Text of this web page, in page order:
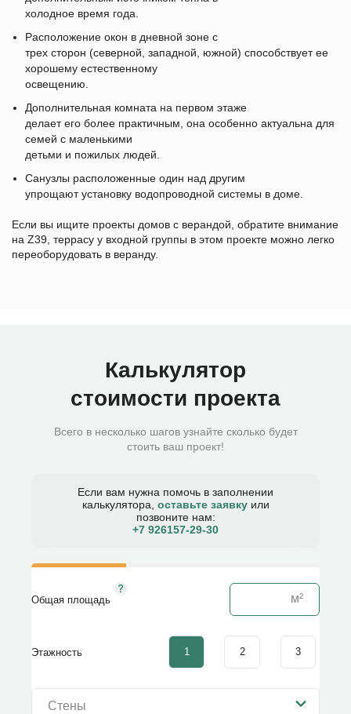
холодное время года.
Расположение окон в дневной зоне с
трех сторон (северной, западной, южной) способствует ее
хорошему естественному
освещению.
Дополнительная комната на первом этаже
делает его более практичным, она особенно актуальна для
семей с маленькими
детьми и пожилых людей.
Санузлы расположенные один над другим
упрощают установку водопроводной системы в доме.
Если вы ищите проекты домов с верандой, обратите внимание
на Z39, террасу у входной группы в этом проекте можно легко
переоборудовать в веранду.
Калькулятор
стоимости проекта
Всего в несколько шагов узнайте сколько будет
стоить ваш проект!
Если вам нужна помочь в заполнении
калькулятора, оставьте заявку или
позвоните нам:
+7 926157-29-30​
Общая площадь
Этажность 1 2 3
Стены